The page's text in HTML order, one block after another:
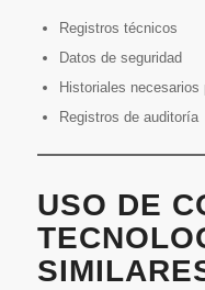
Registros técnicos
Datos de seguridad
Historiales necesarios
Registros de auditoría
USO DE